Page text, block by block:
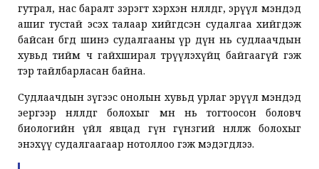
гутрал, нас баралт зэрэгт хэрхэн нөлөөлдөг, эрүүл мэндэд
ашиг тустай эсэх талаар хийгдсэн судалгаа хийгдэж
байсан бөгөөд шинэ судалгааны үр дүн нь судлаачдын
хувьд тийм ч гайхширал төрүүлэхүйц байгаагүй гэж
тэр тайлбарласан байна.
Судлаачдын зүгээс онолын хувьд урлаг эрүүл мэндэд
эергээр нөлөөлдөг болохыг өмнө нь тогтоосон боловч
биологийн үйл явцад гүн гүнзгий нөлөөлж болохыг
энэхүү судалгаагаар нотоллоо гэж мэдэгдлээ.